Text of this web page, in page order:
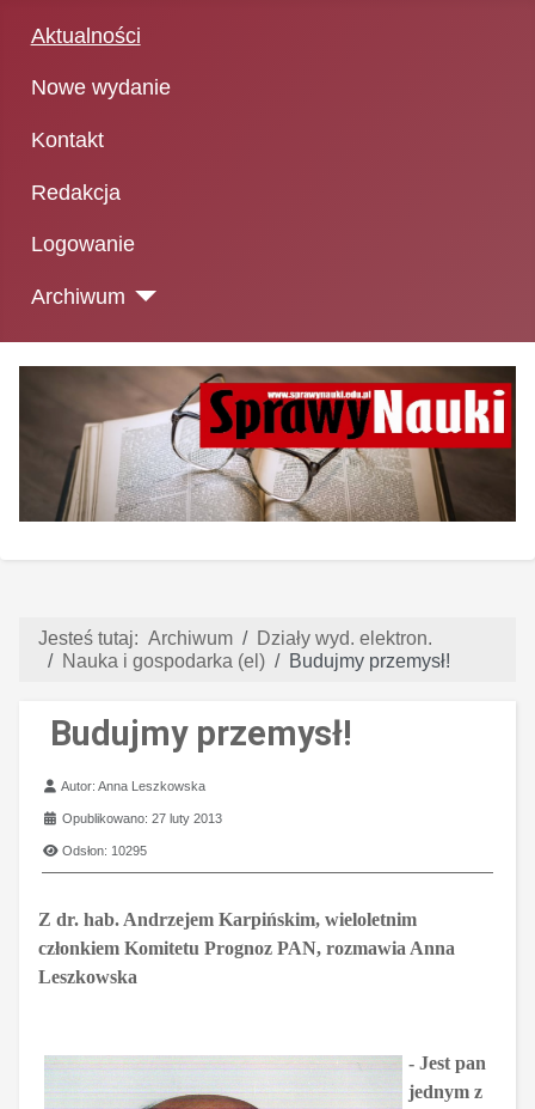
Aktualności
Nowe wydanie
Kontakt
Redakcja
Logowanie
Archiwum
Jesteś tutaj: Archiwum
Działy wyd. elektron.
Nauka i gospodarka (el)
Budujmy przemysł!
Budujmy przemysł!
Szczegóły
Autor:Anna Leszkowska
Opublikowano: 27 luty 2013
Odsłon: 10295
Z dr. hab. Andrzejem Karpińskim, wieloletnim
członkiem Komitetu Prognoz PAN, rozmawia Anna
Leszkowska
- Jest pan
jednym z